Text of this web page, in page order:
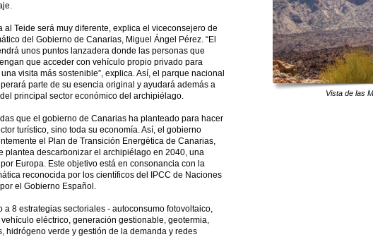
al Teide será muy diferente, explica el viceconsejero de
del Gobierno de Canarias, Miguel Ángel Pérez. “El
unos puntos lanzadera donde las personas que
que acceder con vehículo propio privado para
visita más sostenible”, explica. Así, el parque nacional
parte de su esencia original y ayudará además a
principal sector económico del archipiélago.
que el gobierno de Canarias ha planteado para hacer
turístico, sino toda su economía. Así, el gobierno
el Plan de Transición Energética de Canarias,
plantea descarbonizar el archipiélago en 2040, una
Europa. Este objetivo está en consonancia con la
reconocida por los científicos del IPCC de Naciones
el Gobierno Español.
a 8 estrategias sectoriales - autoconsumo fotovoltaico,
eléctrico, generación gestionable, geotermia,
hidrógeno verde y gestión de la demanda y redes
Vista de las